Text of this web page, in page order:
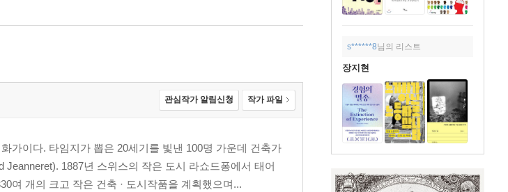
s******8님의 리스트
장지현
관심작가 알림신청 작가 파일
가이다. 타임지가 뽑은 20세기를 빛낸 100명 가운데 건축가
1887년 스위스의 작은 도시 라쇼드퐁에서 태어
여 개의 크고 작은 건축 · 도시작품을 계획했으며...